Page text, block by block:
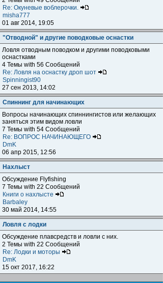
Re: Окуневые воблерочки.
misha777
01 авг 2014, 19:05
"Отводной" и другие поводковые оснастки
Ловля отводным поводком и другими поводковыми
оснастками
4 Темы with 56 Сообщений
Re: Ловля на оснастку дроп шот
Spinningist90
27 сен 2013, 14:02
Спиннинг для начинающих
Вопросы начинающих спиннингистов или желающих
заняться этим видом ловли
7 Темы with 54 Сообщений
Re: ВОПРОС НАЧИНАЮЩЕГО
DmK
06 апр 2015, 12:56
Нахлыст
Обсуждение Flyfishing
7 Темы with 22 Сообщений
Книги о нахлысте
Barbaley
30 май 2014, 14:55
Ловля с лодки
Обсуждение плавсредств и ловли с них.
2 Темы with 22 Сообщений
Re: Лодки и моторы
DmK
15 окт 2017, 16:22